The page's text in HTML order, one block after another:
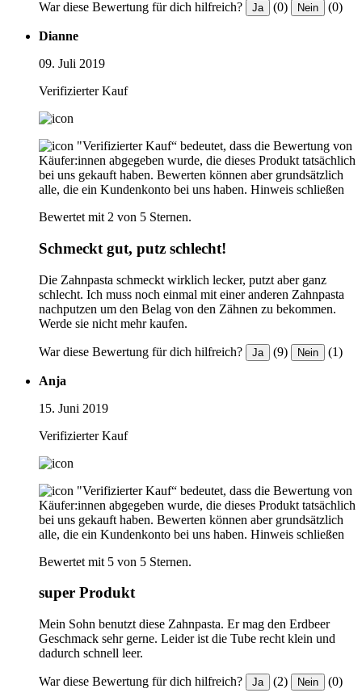
War diese Bewertung für dich hilfreich? Ja (0) Nein (0)
Dianne
09. Juli 2019
Verifizierter Kauf
"Verifizierter Kauf“ bedeutet, dass die Bewertung von
Käufer:innen abgegeben wurde, die dieses Produkt tatsächlich
bei uns gekauft haben. Bewerten können aber grundsätzlich
alle, die ein Kundenkonto bei uns haben. Hinweis schließen
Bewertet mit 2 von 5 Sternen.
Schmeckt gut, putz schlecht!
Die Zahnpasta schmeckt wirklich lecker, putzt aber ganz
schlecht. Ich muss noch einmal mit einer anderen Zahnpasta
nachputzen um den Belag von den Zähnen zu bekommen.
Werde sie nicht mehr kaufen.
War diese Bewertung für dich hilfreich? Ja (9) Nein (1)
Anja
15. Juni 2019
Verifizierter Kauf
"Verifizierter Kauf“ bedeutet, dass die Bewertung von
Käufer:innen abgegeben wurde, die dieses Produkt tatsächlich
bei uns gekauft haben. Bewerten können aber grundsätzlich
alle, die ein Kundenkonto bei uns haben. Hinweis schließen
Bewertet mit 5 von 5 Sternen.
super Produkt
Mein Sohn benutzt diese Zahnpasta. Er mag den Erdbeer
Geschmack sehr gerne. Leider ist die Tube recht klein und
dadurch schnell leer.
War diese Bewertung für dich hilfreich? Ja (2) Nein (0)